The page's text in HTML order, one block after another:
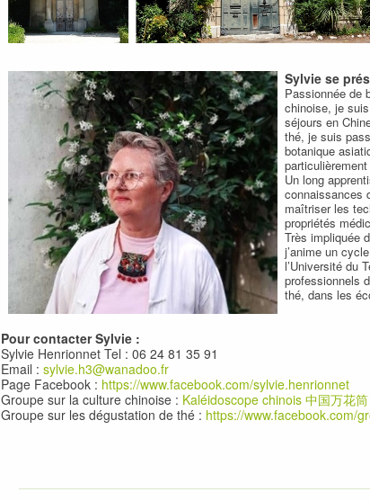
Sylvie se
Passionnée de
chinoise, je
séjours en
thé, je suis
botanique
Un long
connaissances
maîtriser les
propriétés
Très impliquée
j’anime un
l’Université du
professionnels
thé, dans les
Pour contacter Sylvie :
Sylvie Henrionnet Tel : 06 24 81 35 91
Email : sylvie.h3@wanadoo.fr
Page Facebook : https://www.facebook.com/sylvie.henrionnet
Groupe sur la culture chinoise : Kaléidoscope chinois 中国万花筒
Groupe sur les dégustation de thé : https://www.facebook.com/